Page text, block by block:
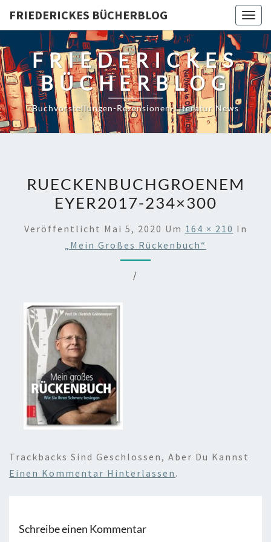
content
FRIEDERICKES BÜCHERBLOG
FRIEDERICKES
BÜCHERBLOG
Buchvorstellungen-Rezensionen-Literatur News
RUECKENBUCHGROENEM
EYER2017-234×300
Veröffentlicht Mai 5, 2020 Um 164 × 210 In
„Mein Großes Rückenbuch“
/
Trackbacks Sind Geschlossen, Aber Du Kannst
Einen Kommentar Hinterlassen .
Schreibe einen Kommentar